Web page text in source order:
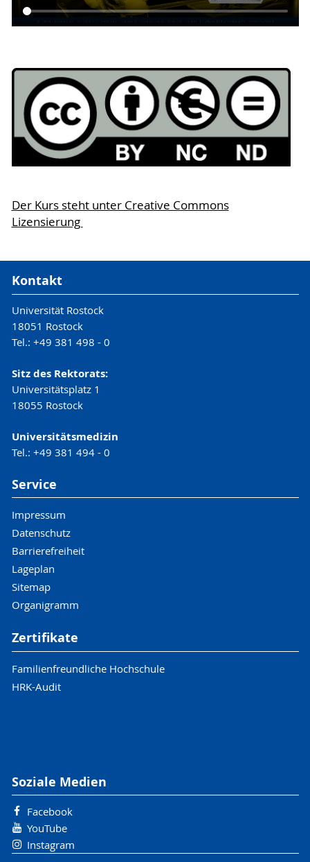
Der Kurs steht unter Creative Commons
Lizensierung
Kontakt
Universität Rostock
18051 Rostock
Tel.: +49 381 498 - 0
Sitz des Rektorats:
Universitätsplatz 1
18055 Rostock
Universitätsmedizin
Tel.: +49 381 494 - 0
Service
Impressum
Datenschutz
Barrierefreiheit
Lageplan
Sitemap
Organigramm
Zertifikate
Familienfreundliche Hochschule
HRK-Audit
Soziale Medien
Facebook
YouTube
Instagram